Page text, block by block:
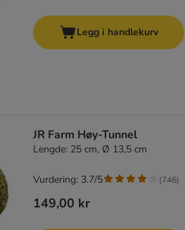
Legg i handlekurv
JR Farm Høy-Tunnel
Lengde: 25 cm, Ø 13,5 cm
149,00 kr
Vurdering: 3.7/5 (746)